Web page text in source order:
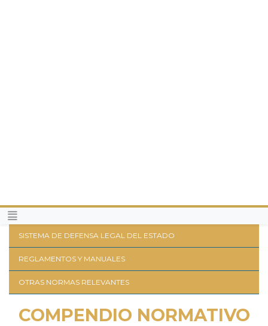
SISTEMA DE DEFENSA LEGAL DEL ESTADO
REGLAMENTOS Y MANUALES
OTRAS NORMAS RELEVANTES
COMPENDIO NORMATIVO